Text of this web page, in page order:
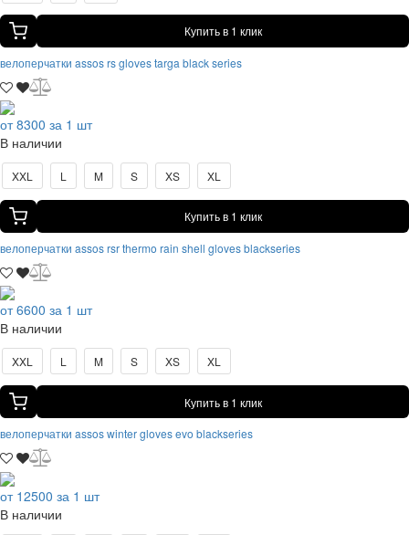
Купить в 1 клик
велоперчатки assos rs gloves targa black series
от 8300 за 1 шт
В наличии
XXL L M S XS XL
Купить в 1 клик
велоперчатки assos rsr thermo rain shell gloves blackseries
от 6600 за 1 шт
В наличии
XXL L M S XS XL
Купить в 1 клик
велоперчатки assos winter gloves evo blackseries
от 12500 за 1 шт
В наличии